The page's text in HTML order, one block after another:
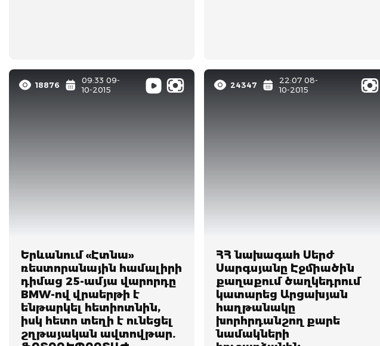
18876
09:33 09-
10-2015
Երևանում «Էտնա»
ռեստորանային համալիրի
դիմաց 25-ամյա վարորդը
BMW-ով վրաերթի է
ենթարկել հետիոտնին,
իսկ հետո տեղի է ունեցել
շղթայական ավտովթար.
24347
22:07 08-
10-2015
ՀՀ նախագահ Սերժ
Սարգսյանը Էջմիածին
քաղաքում ծաղկեդրում
կատարեց Արցախյան
հաղթանակը
խորհրդանշող քարե
նամակների